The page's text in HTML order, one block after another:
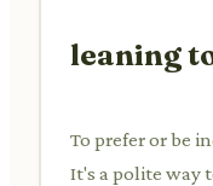
leaning
To prefer or be
It's a polite way